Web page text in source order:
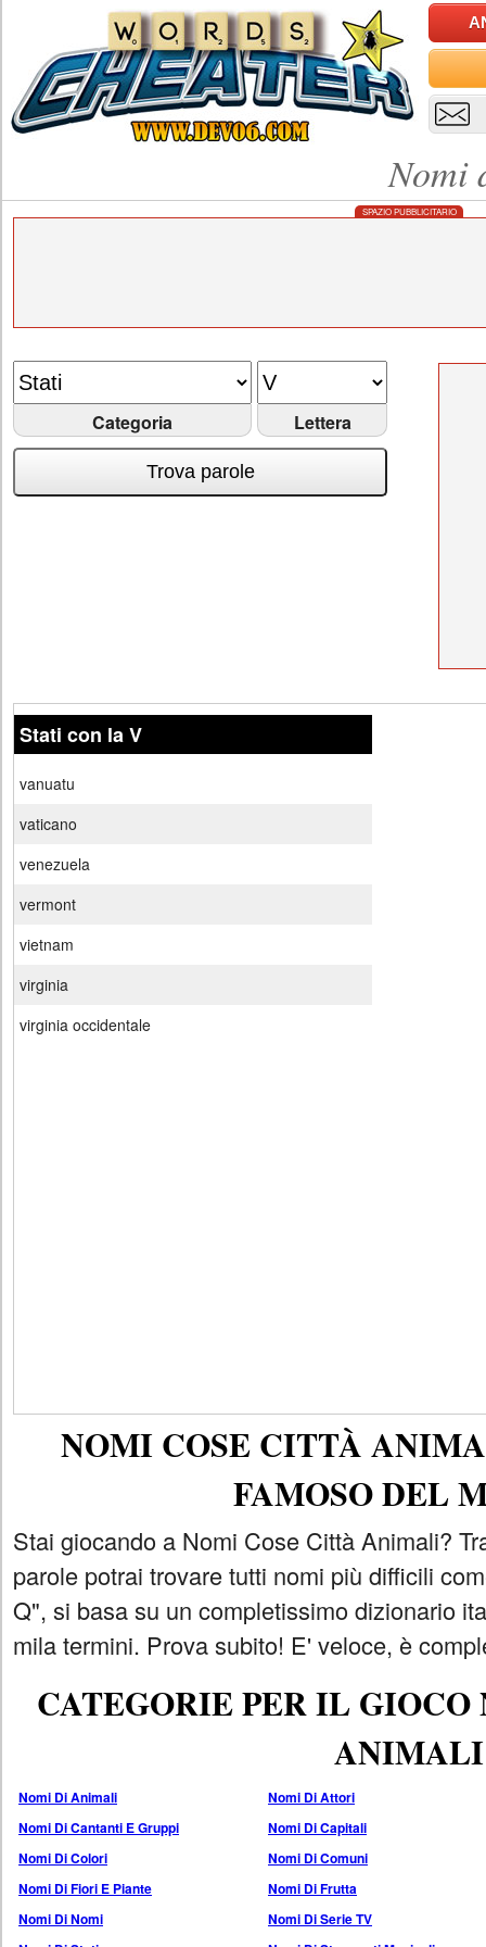
Nomi
SPAZIO PUBBLICITARIO
Categoria Lettera
Trova parole
Stati con la V
vanuatu
vaticano
venezuela
vermont
vietnam
virginia
virginia occidentale
NOMI COSE CITTÀ
FAMOSO DEL
Stai giocando a Nomi Cose Città Animali?
parole potrai trovare tutti nomi più difficili
Q", si basa su un completissimo dizionario
mila termini. Prova subito! E' veloce, è
CATEGORIE PER IL
ANIMALI
Nomi Di Animali
Nomi Di Attori
Nomi Di Cantanti E Gruppi
Nomi Di Capitali
Nomi Di Colori
Nomi Di Comuni
Nomi Di Fiori E Piante
Nomi Di Frutta
Nomi Di Nomi
Nomi Di Serie TV